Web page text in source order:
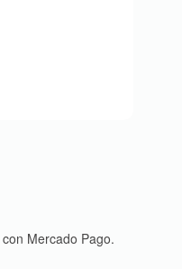
con Mercado Pago.